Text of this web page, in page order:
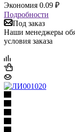
Экономия 0.09 ₽
Подробности
Под заказ
Наши менеджеры
условия заказа